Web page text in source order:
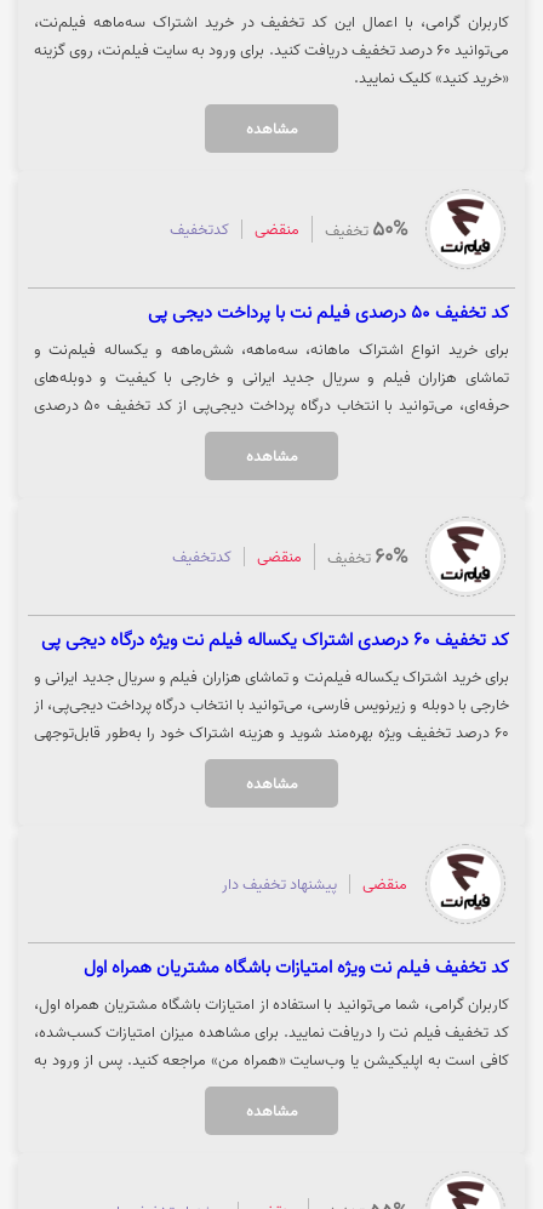
کاربران گرامی، با اعمال این کد تخفیف در خرید اشتراک سه‌ماهه فیلم‌نت،
می‌توانید 6۰ درصد تخفیف دریافت کنید. برای ورود به سایت فیلم‌نت، روی گزینه
«خرید کنید» کلیک نمایید.
مشاهده
50% تخفیف منقضی کدتخفیف
کد تخفیف 50 درصدی فیلم نت با پرداخت دیجی پی
برای خرید انواع اشتراک ماهانه، سه‌ماهه، شش‌ماهه و یکساله فیلم‌نت و
تماشای هزاران فیلم و سریال جدید ایرانی و خارجی با کیفیت و دوبله‌های
حرفه‌ای، می‌توانید با انتخاب درگاه پرداخت دیجی‌پی از کد تخفیف ۵۰ درصدی
ویژه بهره‌مند شوید. جهت مشاهده و خرید با تخفیف، روی گزینه «خرید کنید»
مشاهده
60% تخفیف منقضی کدتخفیف
کد تخفیف 60 درصدی اشتراک یکساله فیلم نت ویژه درگاه دیجی پی
برای خرید اشتراک یکساله فیلم‌نت و تماشای هزاران فیلم و سریال جدید ایرانی و
خارجی با دوبله و زیرنویس فارسی، می‌توانید با انتخاب درگاه پرداخت دیجی‌پی، از
۶۰ درصد تخفیف ویژه بهره‌مند شوید و هزینه اشتراک خود را به‌طور قابل‌توجهی
کاهش دهید. جهت خرید با کد تخفیف فیلم‌نت، روی گزینه «خرید کنید» کلیک
مشاهده
منقضی پیشنهاد تخفیف دار
کد تخفیف فیلم نت ویژه امتیازات باشگاه مشتریان همراه اول
کاربران گرامی، شما می‌توانید با استفاده از امتیازات باشگاه مشتریان همراه اول،
کد تخفیف فیلم نت را دریافت نمایید. برای مشاهده میزان امتیازات کسب‌شده،
کافی است به اپلیکیشن یا وب‌سایت «همراه من» مراجعه کنید. پس از ورود به
حساب کاربری و انتخاب بخش «باشگاه مشتریان»، مجموع امتیازهایی که
تاکنون از استفاده از خدمات همراه اول دریافت کرده‌اید نمایش داده می‌شود و با
خواهد شد. جهت استفاده از کد تخفیف فیلم نت، روی گزینه «خرید کنید» کلیک
نمایید.
مشاهده